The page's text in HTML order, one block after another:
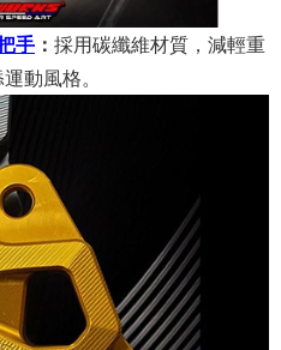
手 ： 採用碳纖維材質，減輕重
動風格。